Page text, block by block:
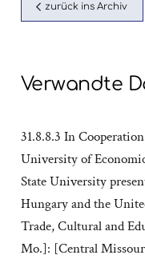
zurück ins Archiv
Verwandte
31.8.8.3 In
University of
State University
Hungary and the
Trade, Cultural and
Mo.]: [Central